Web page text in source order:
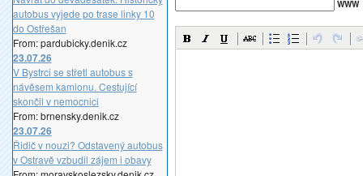
autobus vyjede po trase linky 10
do Ostřešan
From: pardubicky.denik.cz
23.07.26
V Bystrci se střetl autobus s
návěsem kamionu. Cestující
skončil v nemocnici
From: brnensky.denik.cz
23.07.26
Řidič v nouzi? Odstavený autobus
v Ostravě vzbudil zájem i obavy
WWW